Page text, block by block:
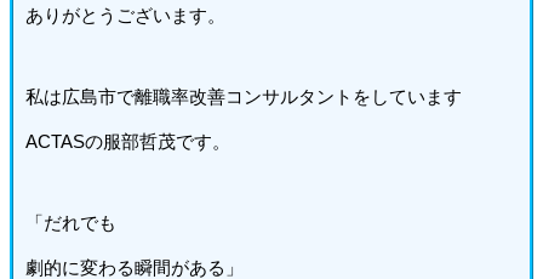
ありがとうございます。
私は広島市で離職率改善コンサルタントをしています
ACTASの服部哲茂です。
「だれでも
劇的に変わる瞬間がある」